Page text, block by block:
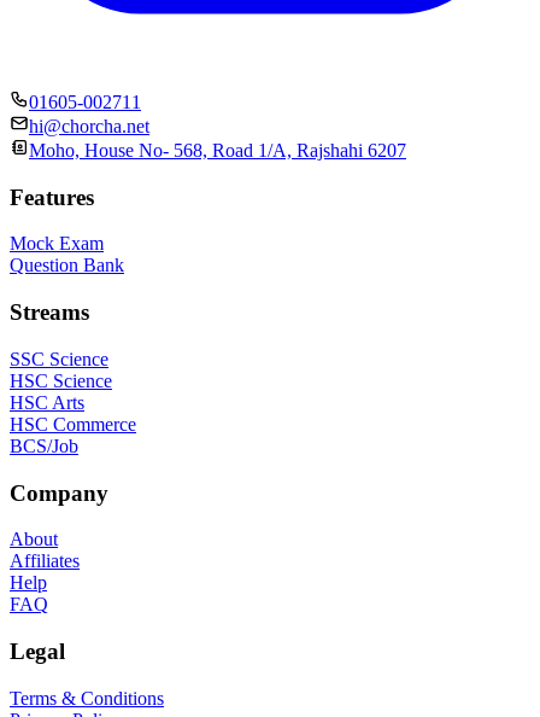
01605-002711
hi@chorcha.net
Moho, House No- 568, Road 1/A, Rajshahi 6207
Features
Mock Exam
Question Bank
Streams
SSC Science
HSC Science
HSC Arts
HSC Commerce
BCS/Job
Company
About
Affiliates
Help
FAQ
Legal
Terms & Conditions